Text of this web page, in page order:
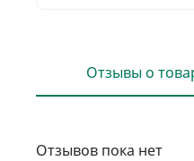
Отзывы о
Отзывов пока нет